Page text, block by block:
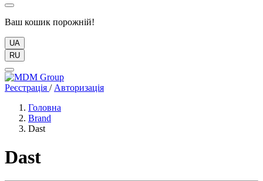
Ваш кошик порожній!
UA
RU
Реєстрація / Авторизація
Головна
Brand
Dast
Dast